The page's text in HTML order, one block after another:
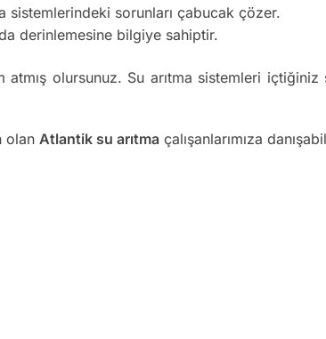
sistemlerindeki sorunları çabucak çözer.
derinlemesine bilgiye sahiptir.
atmış olursunuz. Su arıtma sistemleri
olan Atlantik su arıtma çalışanlarımıza